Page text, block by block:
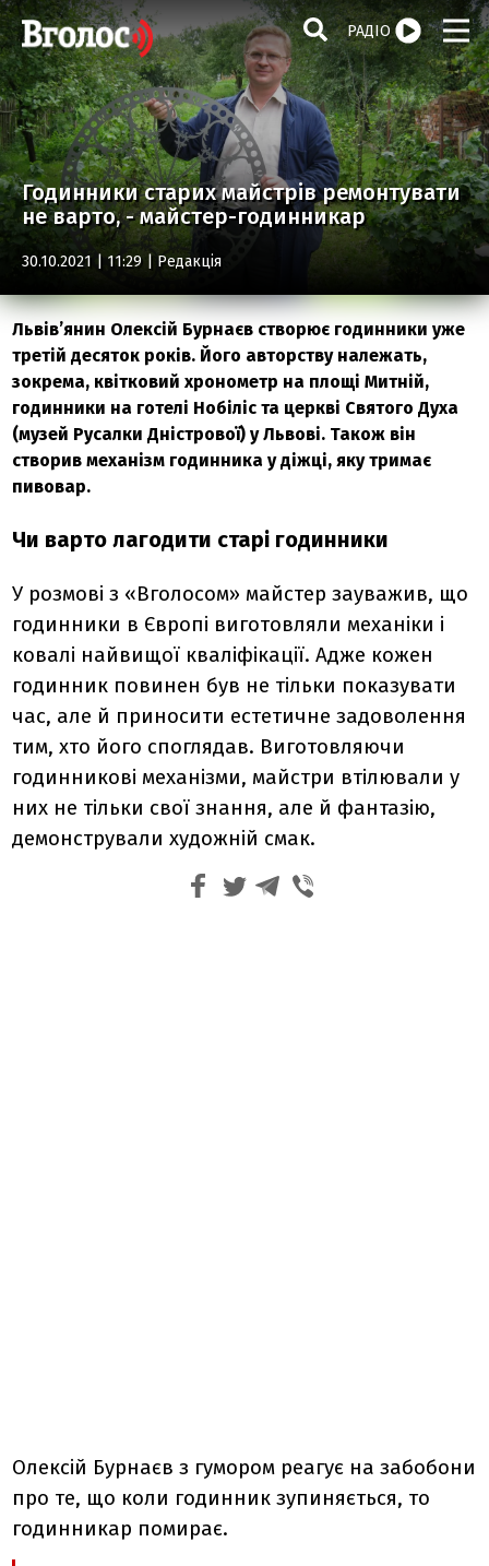
РАДІО
Годинники старих майстрів ремонтувати
не варто, - майстер-годинникар
30.10.2021 | 11:29 | Редакція
Львів’янин Олексій Бурнаєв створює годинники уже
третій десяток років. Його авторству належать,
зокрема, квітковий хронометр на площі Митній,
годинники на готелі Нобіліс та церкві Святого Духа
(музей Русалки Дністрової) у Львові. Також він
створив механізм годинника у діжці, яку тримає
пивовар.
Чи варто лагодити старі годинники
У розмові з «Вголосом» майстер зауважив, що
годинники в Європі виготовляли механіки і
ковалі найвищої кваліфікації. Адже кожен
годинник повинен був не тільки показувати
час, але й приносити естетичне задоволення
тим, хто його споглядав. Виготовляючи
годинникові механізми, майстри втілювали у
них не тільки свої знання, але й фантазію,
демонстрували художній смак.
Олексій Бурнаєв з гумором реагує на забобони
про те, що коли годинник зупиняється, то
годинникар помирає.